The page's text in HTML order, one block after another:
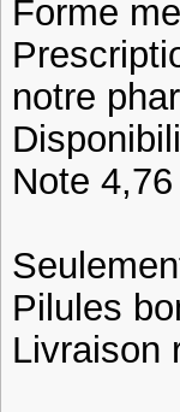
Forme
notre
Note
Pilules
Livraison